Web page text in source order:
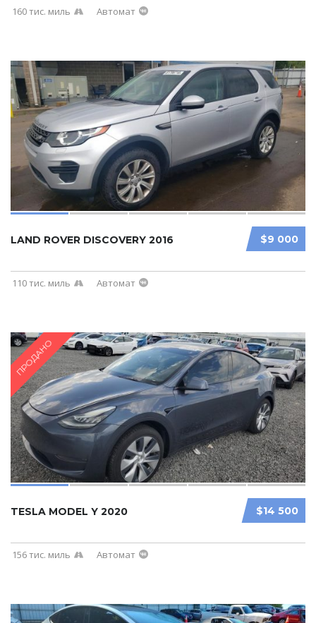
160 тис. миль Автомат
$9 000
LAND ROVER DISCOVERY 2016
110 тис. миль Автомат
ПРОДАНО
$14 500
TESLA MODEL Y 2020
156 тис. миль Автомат